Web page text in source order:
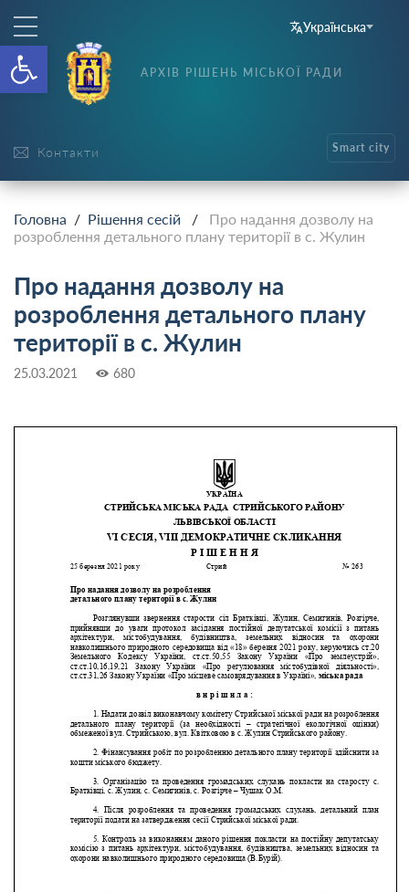
Відкрити Панель
Українська
Контакти
АРХІВ РІШЕНЬ МІСЬКОЇ РАДИ
Smart city
Головна / Рішення сесій / Про надання дозволу на
розроблення детального плану території в с. Жулин
Про надання дозволу на
розроблення детального плану
території в с. Жулин
25.03.2021 680